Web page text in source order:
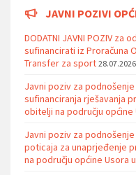
JAVNI POZIVI
DODATNI JAVNI POZIV
sufinancirati iz Proračuna
Transfer za sport 28.07.2026
Javni poziv za
sufinanciranja rješavanja
obitelji na području općine
Javni poziv za
poticaja za unaprjeđenje
na području općine Usora